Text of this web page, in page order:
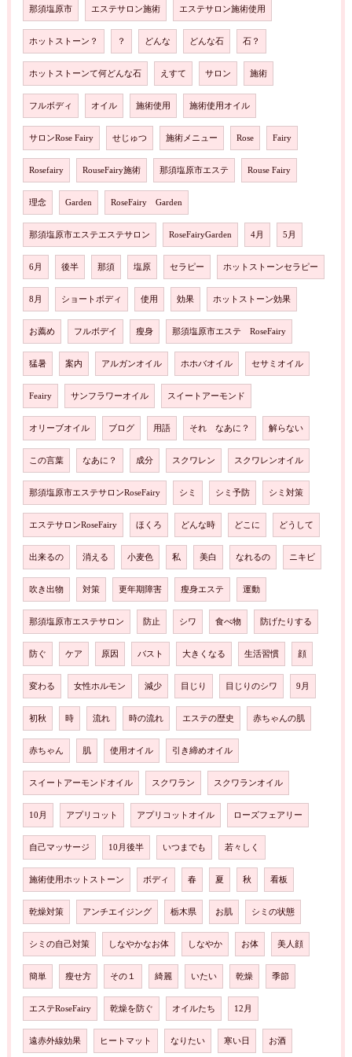
那須塩原市 エステサロン施術 エステサロン施術使用
ホットストーン？ ？ どんな どんな石 石？
ホットストーンて何どんな石 えすて サロン 施術
フルボディ オイル 施術使用 施術使用オイル
サロンRose Fairy せじゅつ 施術メニュー Rose Fairy
Rosefairy RouseFairy施術 那須塩原市エステ Rouse Fairy
理念 Garden RoseFairy Garden
那須塩原市エステエステサロン RoseFairyGarden 4月 5月
6月 後半 那須 塩原 セラピー ホットストーンセラピー
8月 ショートボディ 使用 効果 ホットストーン効果
お薦め フルボデイ 瘦身 那須塩原市エステ RoseFairy
猛暑 案内 アルガンオイル ホホバオイル セサミオイル
Feairy サンフラワーオイル スイートアーモンド
オリーブオイル ブログ 用語 それ なあに？ 解らない
この言葉 なあに？ 成分 スクワレン スクワレンオイル
那須塩原市エステサロンRoseFairy シミ シミ予防 シミ対策
エステサロンRoseFairy ほくろ どんな時 どこに どうして
出来るの 消える 小麦色 私 美白 なれるの ニキビ
吹き出物 対策 更年期障害 瘦身エステ 運動
那須塩原市エステサロン 防止 シワ 食べ物 防げたりする
防ぐ ケア 原因 バスト 大きくなる 生活習慣 顔
変わる 女性ホルモン 減少 目じり 目じりのシワ 9月
初秋 時 流れ 時の流れ エステの歴史 赤ちゃんの肌
赤ちゃん 肌 使用オイル 引き締めオイル
スイートアーモンドオイル スクワラン スクワランオイル
10月 アプリコット アプリコットオイル ローズフェアリー
自己マッサージ 10月後半 いつまでも 若々しく
施術使用ホットストーン ボディ 春 夏 秋 看板
乾燥対策 アンチエイジング 栃木県 お肌 シミの状態
シミの自己対策 しなやかなお体 しなやか お体 美人顔
簡単 瘦せ方 その１ 綺麗 いたい 乾燥 季節
エステRoseFairy 乾燥を防ぐ オイルたち 12月
遠赤外線効果 ヒートマット なりたい 寒い日 お酒